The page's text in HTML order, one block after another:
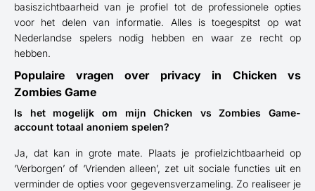
basiszichtbaarheid van je profiel tot de professionele opties
voor het delen van informatie. Alles is toegespitst op wat
Nederlandse spelers nodig hebben en waar ze recht op
hebben.
Populaire vragen over privacy in Chicken vs
Zombies Game
Is het mogelijk om mijn Chicken vs Zombies Game-
account totaal anoniem spelen?
Ja, dat kan in grote mate. Plaats je profielzichtbaarheid op
‘Verborgen’ of ‘Vrienden alleen’, zet uit sociale functies uit en
verminder de opties voor gegevensverzameling. Zo realiseer je